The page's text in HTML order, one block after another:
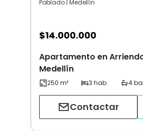
Poblado | Medellín
$14.000.000
Apartamento en
Medellín
Contactar